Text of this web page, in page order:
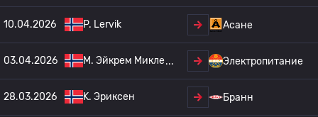
10.04.2026 P. Lervik Асане
03.04.2026 M. Эйкрем Микле Электропитание
28.03.2026 K. Эриксен Бранн